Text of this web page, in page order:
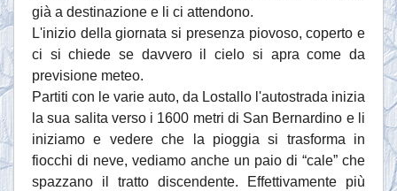
già a destinazione e li ci attendono.
L'inizio della giornata si presenza piovoso, coperto e
ci si chiede se davvero il cielo si apra come da
previsione meteo.
Partiti con le varie auto, da Lostallo l'autostrada inizia
la sua salita verso i 1600 metri di San Bernardino e li
iniziamo e vedere che la pioggia si trasforma in
fiocchi di neve, vediamo anche un paio di “cale” che
spazzano il tratto discendente. Effettivamente più